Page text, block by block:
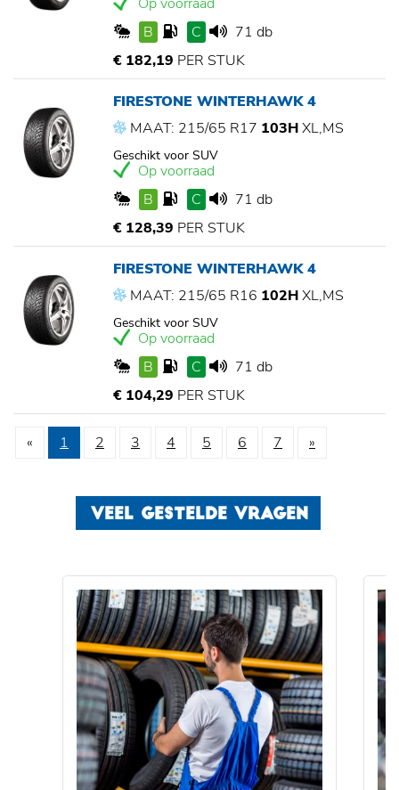
B
C
71 db
€ 182,19 PER STUK
FIRESTONE WINTERHAWK 4
MAAT: 215/65 R17 103HXL,MS
Geschikt voor SUV
Op voorraad
B
C
71 db
€ 128,39 PER STUK
FIRESTONE WINTERHAWK 4
MAAT: 215/65 R16 102HXL,MS
Geschikt voor SUV
Op voorraad
B
C
71 db
€ 104,29 PER STUK
« 1 2 3 4 5 6 7 »
VEEL GESTELDE VRAGEN